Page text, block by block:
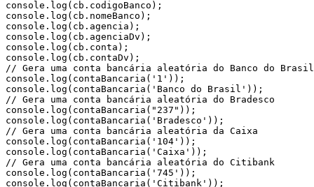
console . log ( cb . codigoBanco ) ;
console . log ( cb . nomeBanco ) ;
console . log ( cb . agencia ) ;
console . log ( cb . agenciaDv ) ;
console . log ( cb . conta ) ;
console . log ( cb . contaDv ) ;
// Gera uma conta bancária aleatória do Banco do Brasil
console . log ( contaBancaria ( '1' ) ) ;
console . log ( contaBancaria ( 'Banco do Brasil' ) ) ;
// Gera uma conta bancária aleatória do Bradesco
console . log ( contaBancaria ( "237" ) ) ;
console . log ( contaBancaria ( 'Bradesco' ) ) ;
// Gera uma conta bancária aleatória da Caixa
console . log ( contaBancaria ( '104' ) ) ;
console . log ( contaBancaria ( 'Caixa' ) ) ;
// Gera uma conta bancária aleatória do Citibank
console . log ( contaBancaria ( '745' ) ) ;
console . log ( contaBancaria ( 'Citibank' ) ) ;